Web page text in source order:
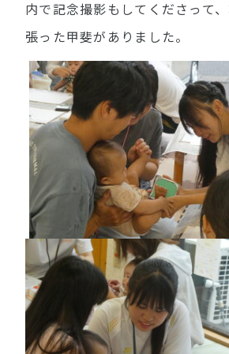
内で記念撮影もしてくださって
張った甲斐がありました。